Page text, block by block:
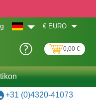
€ EURO
0,00 €
+31 (0)4320-41073